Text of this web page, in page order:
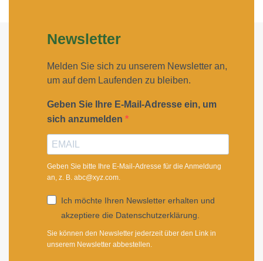
Newsletter
Melden Sie sich zu unserem Newsletter an,
um auf dem Laufenden zu bleiben.
Geben Sie Ihre E-Mail-Adresse ein, um
sich anzumelden
Geben Sie bitte Ihre E-Mail-Adresse für die Anmeldung
an, z. B. abc@xyz.com.
Ich möchte Ihren Newsletter erhalten und
akzeptiere die Datenschutzerklärung.
Sie können den Newsletter jederzeit über den Link in
unserem Newsletter abbestellen.